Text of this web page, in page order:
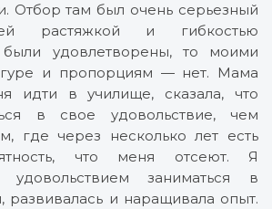
Отбор там был очень серьезный
растяжкой и гибкостью
были удовлетворены, то моими
и пропорциям — нет. Мама
идти в училище, сказала, что
в свое удовольствие, чем
где через несколько лет есть
что меня отсеют. Я
заниматься в
развивалась и наращивала опыт.